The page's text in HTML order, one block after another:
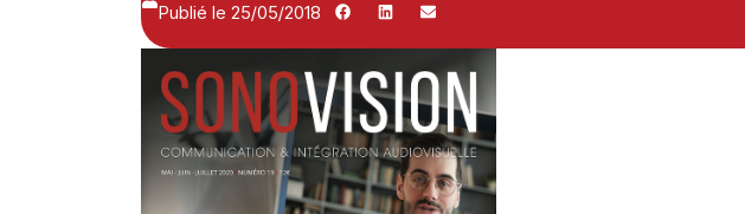
Publié le 25/05/2018